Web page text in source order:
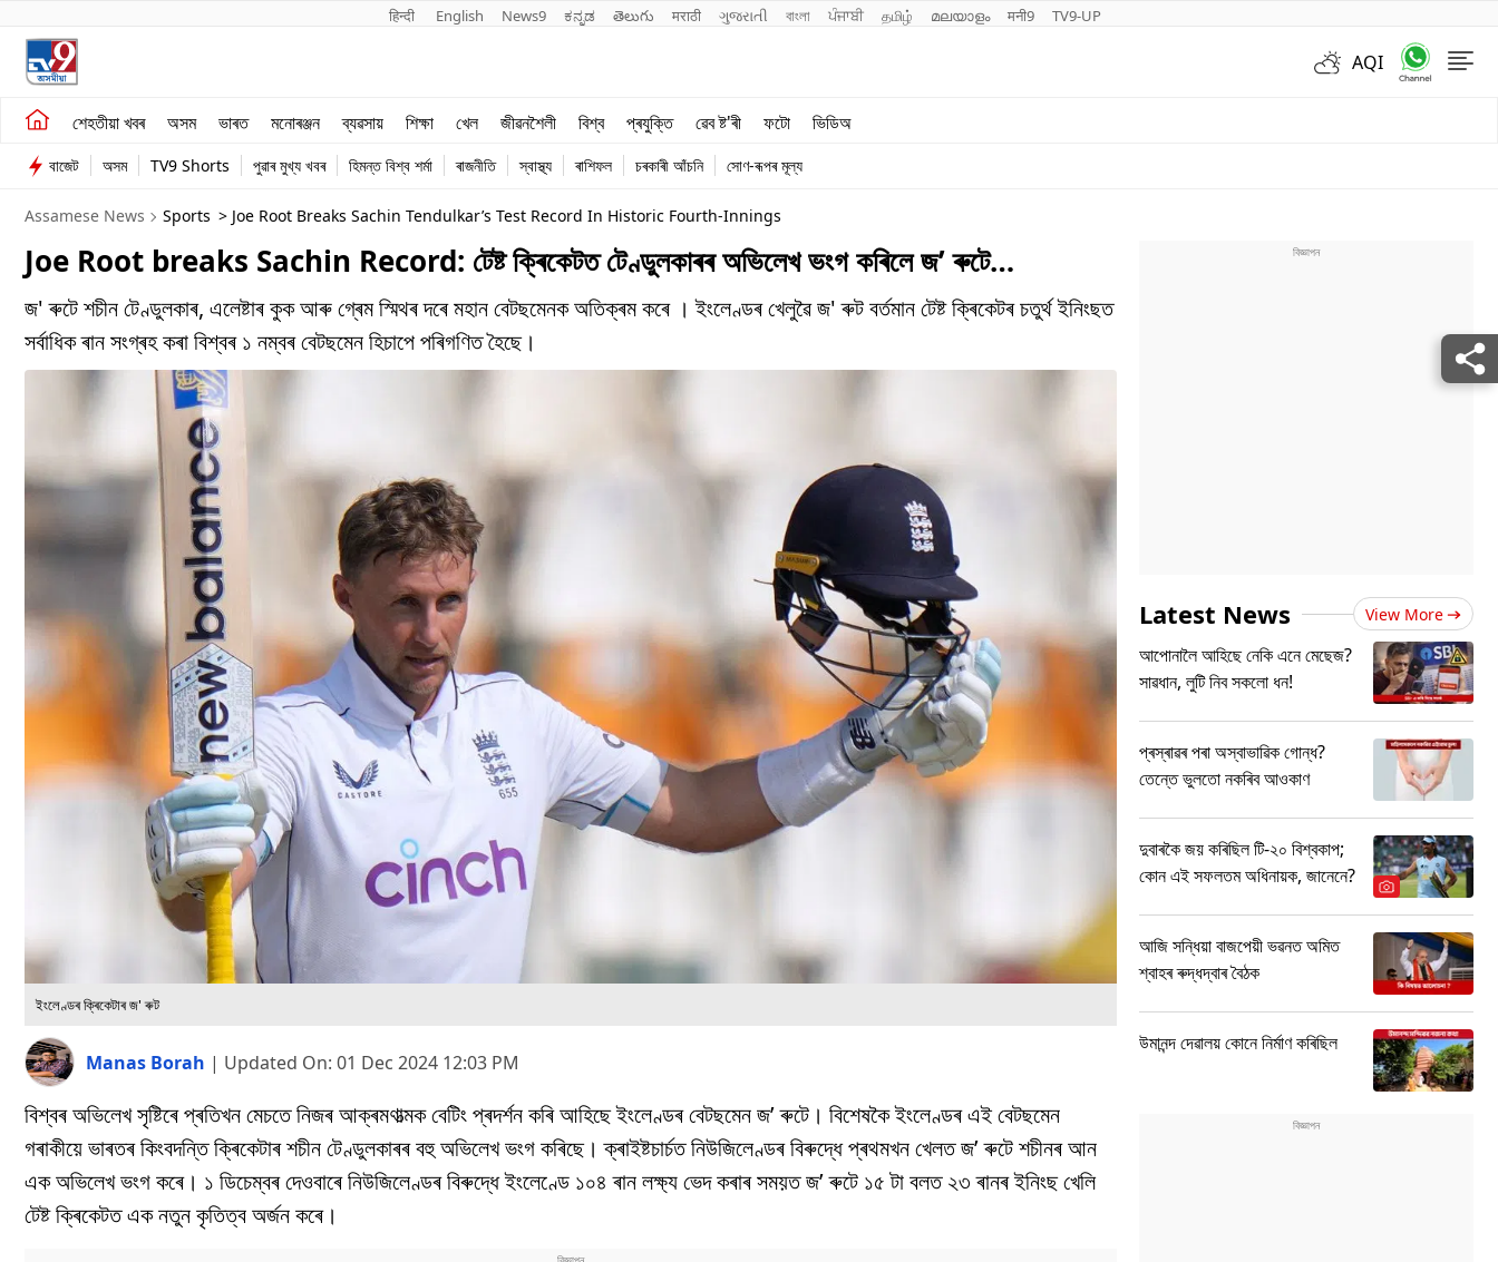
हिन्दी English News9 ಕನ್ನಡ తెలుగు मराठी ગુજરાતી বাংলা ਪੰਜਾਬੀ தமிழ் മലയാളം मनी9 TV9-UP
AQI
শেহতীয়া খবৰ অসম ভাৰত মনোৰঞ্জন ব্যৱসায় শিক্ষা খেল জীৱনশৈলী বিশ্ব প্ৰযুক্তি ৱেব ষ্ট'ৰী ফটো ভিডিঅ
শেহতীয়া খবৰ
অসম
ভাৰত
ব্যৱসায়
খেল
জীৱনশৈলী
বাজেট অসম TV9 Shorts পুৱাৰ মুখ্য খবৰ হিমন্ত বিশ্ব শৰ্মা ৰাজনীতি স্বাস্থ্য ৰাশিফল চৰকাৰী আঁচনি সোণ-ৰূপৰ মূল্য
Assamese News Sports > Joe Root Breaks Sachin Tendulkar’s Test Record In Historic Fourth-Innings
Joe Root breaks Sachin Record: টেষ্ট ক্ৰিকেটত টেণ্ডুলকাৰৰ অভিলেখ ভংগ কৰিলে জ’ ৰুটে…
জ' ৰুটে শচীন টেণ্ডুলকাৰ, এলেষ্টাৰ কুক আৰু গ্ৰেম স্মিথৰ দৰে মহান বেটছমেনক অতিক্ৰম কৰে । ইংলেণ্ডৰ খেলুৱৈ জ' ৰুট বৰ্তমান টেষ্ট ক্ৰিকেটৰ চতুৰ্থ ইনিংছত
সৰ্বাধিক ৰান সংগ্ৰহ কৰা বিশ্বৰ ১ নম্বৰ বেটছমেন হিচাপে পৰিগণিত হৈছে।
ইংলেণ্ডৰ ক্ৰিকেটাৰ জ' ৰুট
Manas Borah | Updated On: 01 Dec 2024 12:03 PM
বিশ্বৰ অভিলেখ সৃষ্টিৰে প্ৰতিখন মেচতে নিজৰ আক্ৰমণাত্মক বেটিং প্ৰদৰ্শন কৰি আহিছে ইংলেণ্ডৰ বেটছমেন জ’ ৰুটে। বিশেষকৈ ইংলেণ্ডৰ এই বেটছমেন
গৰাকীয়ে ভাৰতৰ কিংবদন্তি ক্ৰিকেটাৰ শচীন টেণ্ডুলকাৰৰ বহু অভিলেখ ভংগ কৰিছে। ক্ৰাইষ্টচাৰ্চত নিউজিলেণ্ডৰ বিৰুদ্ধে প্ৰথমখন খেলত জ’ ৰুটে শচীনৰ আন
এক অভিলেখ ভংগ কৰে। ১ ডিচেম্বৰ দেওবাৰে নিউজিলেণ্ডৰ বিৰুদ্ধে ইংলেণ্ডে ১০৪ ৰান লক্ষ্য ভেদ কৰাৰ সময়ত জ’ ৰুটে ১৫ টা বলত ২৩ ৰানৰ ইনিংছ খেলি
টেষ্ট ক্ৰিকেটত এক নতুন কৃতিত্ব অৰ্জন কৰে।
Latest News View More
আপোনালৈ আহিছে নেকি এনে মেছেজ?
সাৱধান, লুটি নিব সকলো ধন!
প্ৰস্ৰাৱৰ পৰা অস্বাভাৱিক গোন্ধ?
তেন্তে ভুলতো নকৰিব আওকাণ
দুবাৰকৈ জয় কৰিছিল টি-২০ বিশ্বকাপ;
কোন এই সফলতম অধিনায়ক, জানেনে?
আজি সন্ধিয়া বাজপেয়ী ভৱনত অমিত
শ্বাহৰ ৰুদ্ধদ্বাৰ বৈঠক
উমানন্দ দেৱালয় কোনে নিৰ্মাণ কৰিছিল